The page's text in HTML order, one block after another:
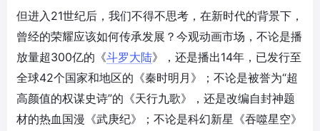
但进入21世纪后，我们不得不思考，在新时代的背景下，
曾经的荣耀应该如何传承发展？今观动画市场，不论是播
放量超300亿的《斗罗大陆》，还是播出14年，已发行至
全球42个国家和地区的《秦时明月》；不论是被誉为“超
高颜值的权谋史诗”的《天行九歌》，还是改编自封神题
材的热血国漫《武庚纪》；不论是科幻新星《吞噬星空》